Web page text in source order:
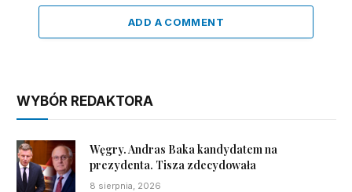
ADD A COMMENT
WYBÓR REDAKTORA
Węgry. Andras Baka kandydatem na
prezydenta. Tisza zdecydowała
8 sierpnia, 2026